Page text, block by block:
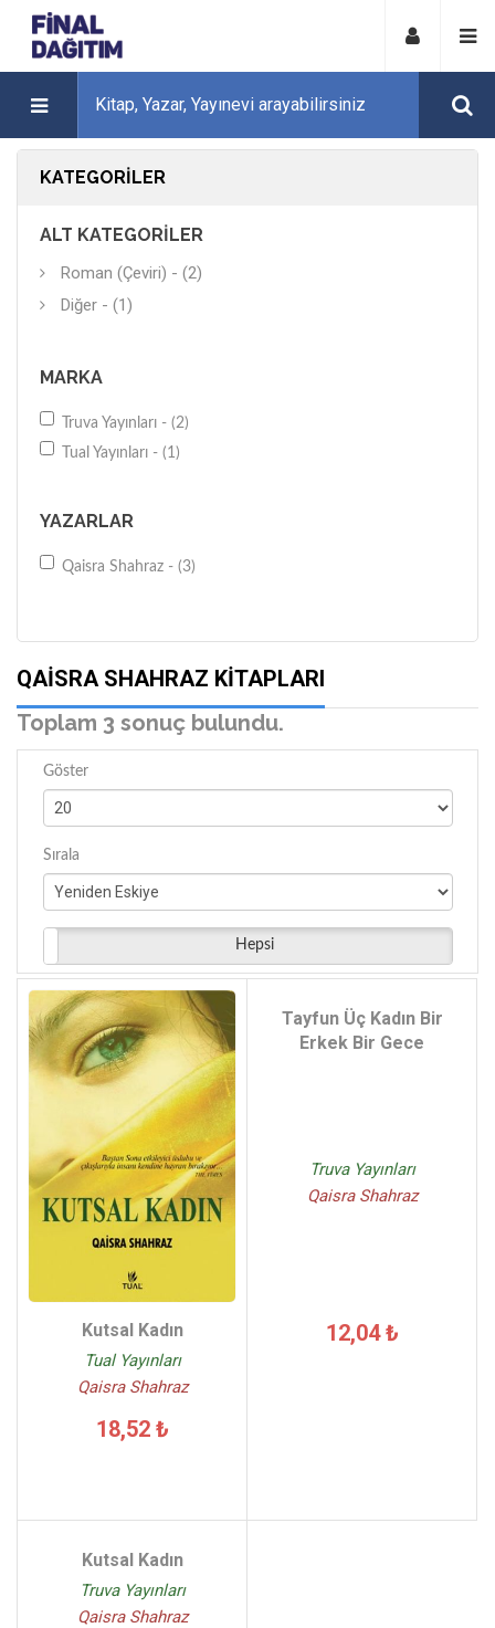
KATEGORILER
ALT KATEGORILER
Roman (Çeviri) - (2)
Diğer - (1)
MARKA
Truva Yayınları - (2)
Tual Yayınları - (1)
YAZARLAR
Qaisra Shahraz - (3)
QAISRA SHAHRAZ KITAPLARI
Toplam 3 sonuç bulundu.
Göster
Sırala
Hepsi
Kutsal Kadın
Tual Yayınları
Qaisra Shahraz
18,52 ₺
Tayfun Üç Kadın Bir
Erkek Bir Gece
Truva Yayınları
Qaisra Shahraz
12,04 ₺
Kutsal Kadın
Truva Yayınları
Qaisra Shahraz